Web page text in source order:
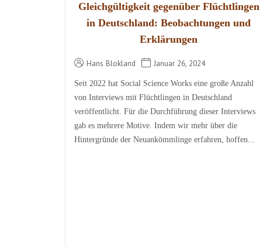
Gleichgültigkeit gegenüber Flüchtlingen
in Deutschland: Beobachtungen und
Erklärungen
Hans Blokland Januar 26, 2024
Seit 2022 hat Social Science Works eine große Anzahl
von Interviews mit Flüchtlingen in Deutschland
veröffentlicht. Für die Durchführung dieser Interviews
gab es mehrere Motive. Indem wir mehr über die
Hintergründe der Neuankömmlinge erfahren, hoffen...